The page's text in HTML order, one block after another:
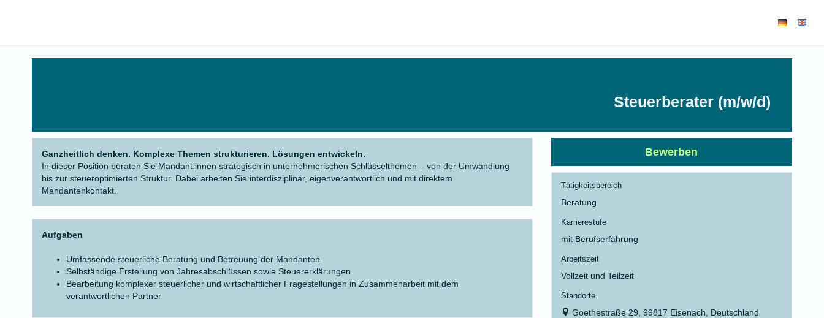
Steuerberater (m/w/d)
Ganzheitlich denken. Komplexe Themen strukturieren. Lösungen entwickeln.
In dieser Position beraten Sie Mandant:innen strategisch in unternehmerischen Schlüsselthemen – von der Umwandlung
bis zur steueroptimierten Struktur. Dabei arbeiten Sie interdisziplinär, eigenverantwortlich und mit direktem
Mandantenkontakt.
Aufgaben
Umfassende steuerliche Beratung und Betreuung der Mandanten
Selbständige Erstellung von Jahresabschlüssen sowie Steuererklärungen
Bearbeitung komplexer steuerlicher und wirtschaftlicher Fragestellungen in Zusammenarbeit mit dem
verantwortlichen Partner
Bewerben
Tätigkeitsbereich
Beratung
Karrierestufe
mit Berufserfahrung
Arbeitszeit
Vollzeit und Teilzeit
Standorte
Goethestraße 29, 99817 Eisenach, Deutschland